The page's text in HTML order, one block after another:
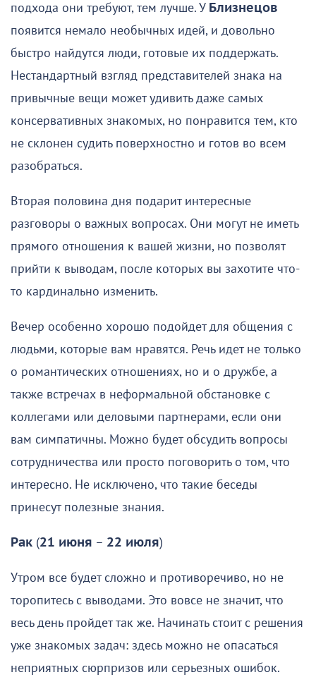
подхода они требуют, тем лучше. У Близнецов
появится немало необычных идей, и довольно
быстро найдутся люди, готовые их поддержать.
Нестандартный взгляд представителей знака на
привычные вещи может удивить даже самых
консервативных знакомых, но понравится тем, кто
не склонен судить поверхностно и готов во всем
разобраться.
Вторая половина дня подарит интересные
разговоры о важных вопросах. Они могут не иметь
прямого отношения к вашей жизни, но позволят
прийти к выводам, после которых вы захотите что-
то кардинально изменить.
Вечер особенно хорошо подойдет для общения с
людьми, которые вам нравятся. Речь идет не только
о романтических отношениях, но и о дружбе, а
также встречах в неформальной обстановке с
коллегами или деловыми партнерами, если они
вам симпатичны. Можно будет обсудить вопросы
сотрудничества или просто поговорить о том, что
интересно. Не исключено, что такие беседы
принесут полезные знания.
Рак (21 июня – 22 июля)
Утром все будет сложно и противоречиво, но не
торопитесь с выводами. Это вовсе не значит, что
весь день пройдет так же. Начинать стоит с решения
уже знакомых задач: здесь можно не опасаться
неприятных сюрпризов или серьезных ошибок.